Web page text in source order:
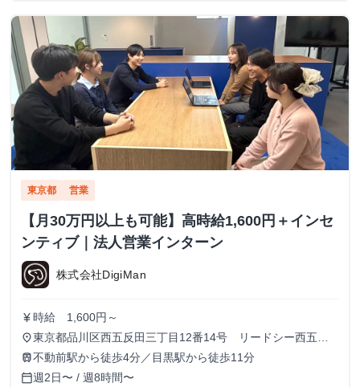
東京都 営業
【月30万円以上も可能】高時給1,600円＋インセ
ンティブ｜法人営業インターン
株式会社DigiMan
currency_yen 時給 1,600円～
place東京都品川区西五反田三丁目12番14号 リードシー西五反
田ビル7-8階（受付8階）
train不動前駅から徒歩4分／目黒駅から徒歩11分
calendar_today週2日〜 / 週8時間〜